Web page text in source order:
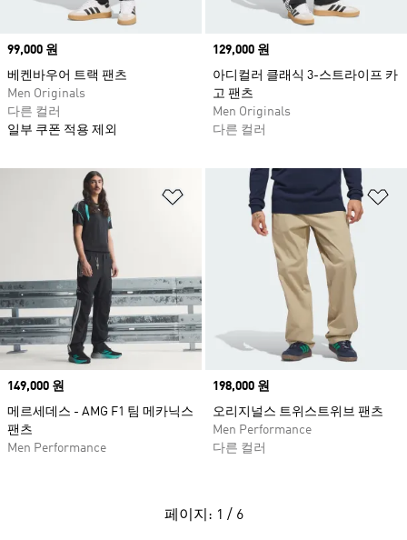
Price
99,000 원
베켄바우어 트랙 팬츠
Men Originals
다른 컬러
일부 쿠폰 적용 제외
Price
129,000 원
아디컬러 클래식 3-스트라이프 카
고 팬츠
Men Originals
다른 컬러
위시리스트 담기
Price
149,000 원
메르세데스 - AMG F1 팀 메카닉스
팬츠
Men Performance
Price
198,000 원
오리지널스 트위스트위브 팬츠
Men Performance
다른 컬러
페이지: 1 / 6